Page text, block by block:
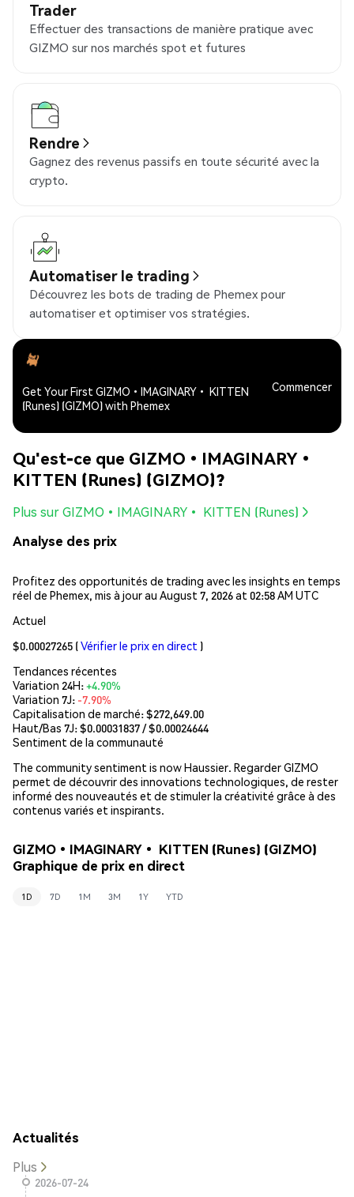
Trader
Effectuer des transactions de manière pratique avec
GIZMO sur nos marchés spot et futures
Rendre
Gagnez des revenus passifs en toute sécurité avec la
crypto.
Automatiser le trading
Découvrez les bots de trading de Phemex pour
automatiser et optimiser vos stratégies.
Get Your First GIZMO•IMAGINARY• KITTEN
(Runes) (GIZMO) with Phemex
Commencer
Qu'est-ce que GIZMO•IMAGINARY•
KITTEN (Runes) (GIZMO)?
Plus sur GIZMO•IMAGINARY• KITTEN (Runes)
Analyse des prix
Profitez des opportunités de trading avec les insights en temps
réel de Phemex, mis à jour au August 7, 2026 at 02:58 AM UTC
Actuel
$0.00027265 (Vérifier le prix en direct )
Tendances récentes
Variation 24H:+4.90%
Variation 7J: -7.90%
Capitalisation de marché:$272,649.00
Haut/Bas 7J: $0.00031837/ $0.00024644
Sentiment de la communauté
The community sentiment is now Haussier. Regarder GIZMO
permet de découvrir des innovations technologiques, de rester
informé des nouveautés et de stimuler la créativité grâce à des
contenus variés et inspirants.
GIZMO•IMAGINARY• KITTEN (Runes) (GIZMO)
Graphique de prix en direct
1D 7D 1M 3M 1Y YTD
Actualités
Plus
2026-07-24